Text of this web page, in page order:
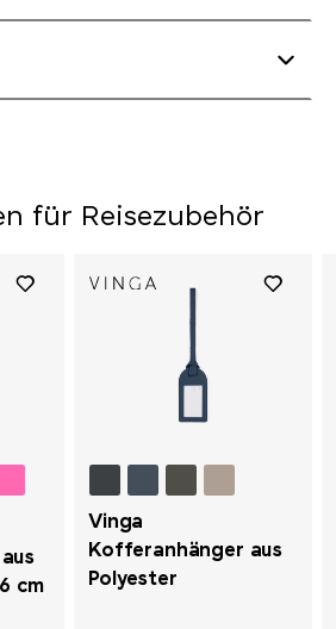
für Reisezubehör
cm
Vinga
Kofferanhänger aus
Polyester